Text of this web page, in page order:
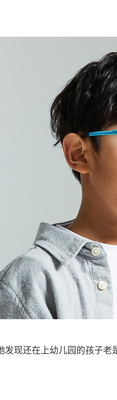
发现还在上幼儿园的孩子